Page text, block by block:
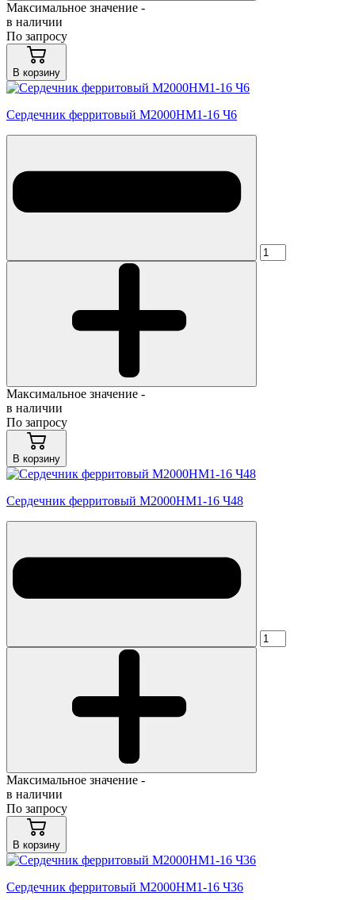
Максимальное значение -
в наличии
По запросу
В корзину
Сердечник ферритовый М2000НМ1-16 Ч6
Максимальное значение -
в наличии
По запросу
В корзину
Сердечник ферритовый М2000НМ1-16 Ч48
Максимальное значение -
в наличии
По запросу
В корзину
Сердечник ферритовый М2000НМ1-16 Ч36